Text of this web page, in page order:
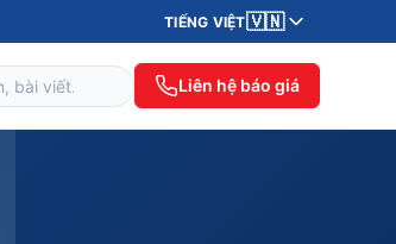
TIẾNG VIỆT🇻🇳
Liên hệ báo giá